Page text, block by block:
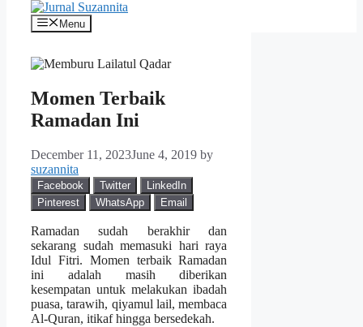
Menu
Momen Terbaik
Ramadan Ini
December 11, 2023June 4, 2019 by
suzannita
Facebook Twitter
LinkedIn
Pinterest
WhatsApp Email
Ramadan sudah berakhir dan
sekarang sudah memasuki hari raya
Idul Fitri. Momen terbaik Ramadan
ini adalah masih diberikan
kesempatan untuk melakukan ibadah
puasa, tarawih, qiyamul lail, membaca
Al-Quran, itikaf hingga bersedekah.